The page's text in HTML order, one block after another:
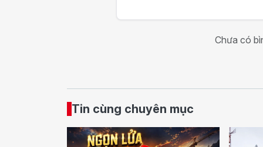
Chưa có
Tin cùng chuyên mục